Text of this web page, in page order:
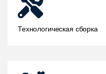
Технологическая сборка